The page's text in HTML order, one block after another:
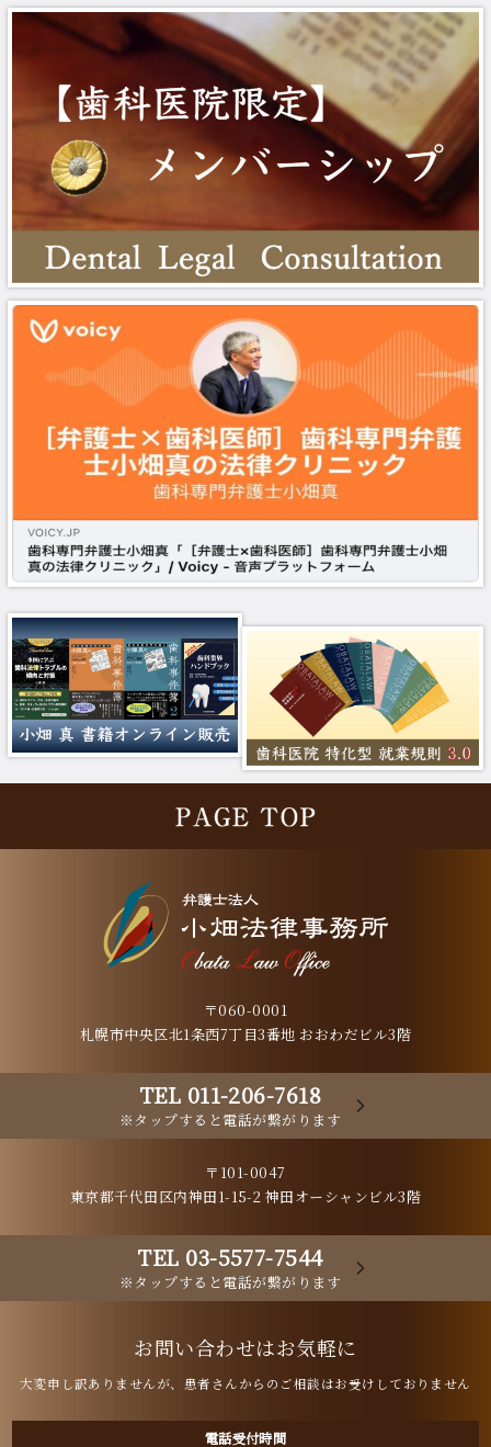
〒060-0001
札幌市中央区北1条西7丁目3番地 おおわだビル3階
TEL 011-206-7618
※タップすると電話が繋がります
〒101-0047
東京都千代田区内神田1-15-2 神田オーシャンビル3階
TEL 03-5577-7544
※タップすると電話が繋がります
お問い合わせはお気軽に
大変申し訳ありませんが、患者さんからのご相談はお受けしておりません
電話受付時間